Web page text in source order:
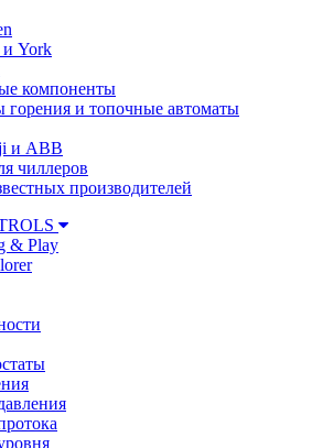
и York
компоненты
и топочные автоматы
и ABB
чиллеров
производителей
& Play